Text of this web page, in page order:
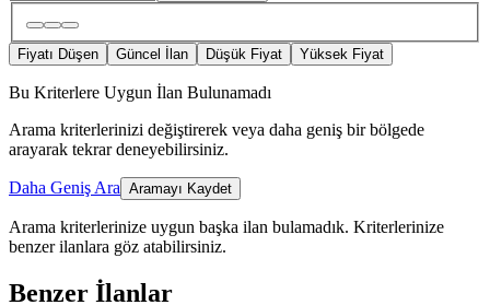
Fiyatı Düşen Güncel İlan Düşük Fiyat Yüksek Fiyat
Bu Kriterlere Uygun İlan Bulunamadı
Arama kriterlerinizi değiştirerek veya daha geniş bir bölgede
arayarak tekrar deneyebilirsiniz.
Daha Geniş Ara Aramayı Kaydet
Arama kriterlerinize uygun başka ilan bulamadık. Kriterlerinize
benzer ilanlara göz atabilirsiniz.
Benzer İlanlar